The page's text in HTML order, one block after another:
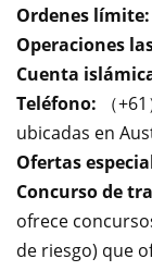
Ordenes límite:
Operaciones
Cuenta
Teléfono:
（
ubicadas en
Ofertas
Concurso de
ofrece
de riesgo) que